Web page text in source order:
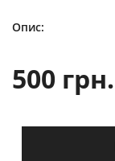
Опис:
500 грн.